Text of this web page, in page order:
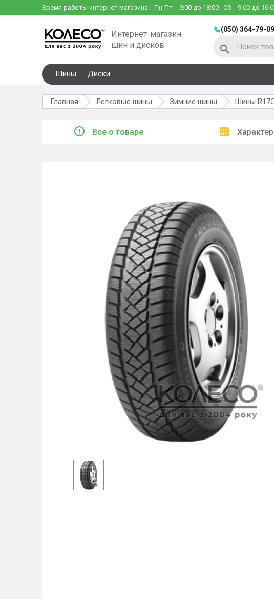
Время работы интернет магазина: Пн-Пт - 9:00 до 18:00 Сб - 9:00 до
Интернет-магазин
шин и дисков
(050) 364-79-09
Шины Диски
Главная Легковые шины Зимние шины Шины
Все о товаре